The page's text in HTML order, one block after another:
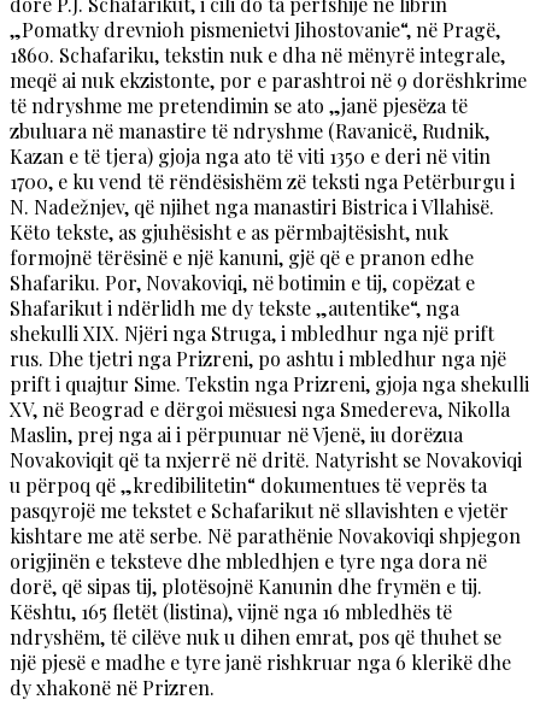
„Pomatky drevnioh pismenietvi Jihostovanie“, në Pragë,
1860. Schafariku, tekstin nuk e dha në mënyrë integrale,
meqë ai nuk ekzistonte, por e parashtroi në 9 dorëshkrime
të ndryshme me pretendimin se ato „janë pjesëza të
zbuluara në manastire të ndryshme (Ravanicë, Rudnik,
Kazan e të tjera) gjoja nga ato të viti 1350 e deri në vitin
1700, e ku vend të rëndësishëm zë teksti nga Petërburgu i
N. Nadežnjev, që njihet nga manastiri Bistrica i Vllahisë.
Këto tekste, as gjuhësisht e as përmbajtësisht, nuk
formojnë tërësinë e një kanuni, gjë që e pranon edhe
Shafariku. Por, Novakoviqi, në botimin e tij, copëzat e
Shafarikut i ndërlidh me dy tekste „autentike“, nga
shekulli XIX. Njëri nga Struga, i mbledhur nga një prift
rus. Dhe tjetri nga Prizreni, po ashtu i mbledhur nga një
prift i quajtur Sime. Tekstin nga Prizreni, gjoja nga shekulli
XV, në Beograd e dërgoi mësuesi nga Smedereva, Nikolla
Maslin, prej nga ai i përpunuar në Vjenë, iu dorëzua
Novakoviqit që ta nxjerrë në dritë. Natyrisht se Novakoviqi
u përpoq që „kredibilitetin“ dokumentues të veprës ta
pasqyrojë me tekstet e Schafarikut në sllavishten e vjetër
kishtare me atë serbe. Në parathënie Novakoviqi shpjegon
origjinën e teksteve dhe mbledhjen e tyre nga dora në
dorë, që sipas tij, plotësojnë Kanunin dhe frymën e tij.
Kështu, 165 fletët (listina), vijnë nga 16 mbledhës të
ndryshëm, të cilëve nuk u dihen emrat, pos që thuhet se
një pjesë e madhe e tyre janë rishkruar nga 6 klerikë dhe
dy xhakonë në Prizren.